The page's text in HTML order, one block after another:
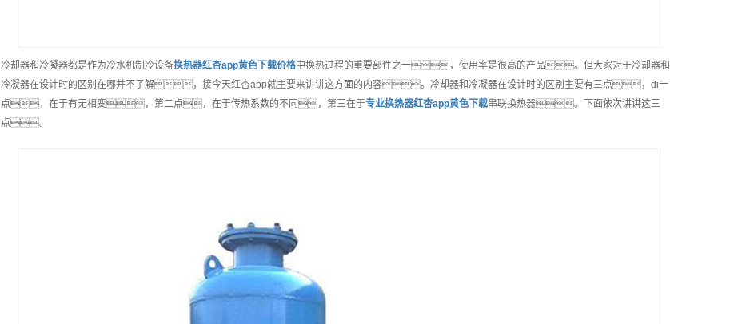
冷却器和冷凝器都是作为冷水机制冷设备换热器红杏app黄色下载价格中换热过程的重要部件之一，使用率是很高的产品。但大家对于冷却器和
冷凝器在设计时的区别在哪并不了解，接今天红杏app就主要来讲讲这方面的内容。冷却器和冷凝器在设计时的区别主要有三点，di一
点，在于有无相变，第二点，在于传热系数的不同，第三在于专业换热器红杏app黄色下载串联换热器。下面依次讲讲这三
点。